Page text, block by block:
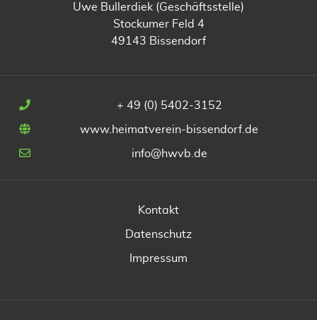
Uwe Bullerdiek (Geschäftsstelle)
Stockumer Feld 4
49143 Bissendorf
+ 49 (0) 5402-3152
www.heimatverein-bissendorf.de
info@hwvb.de
Kontakt
Datenschutz
Impressum